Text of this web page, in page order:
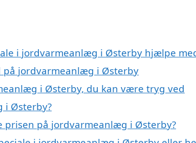
i jordvarmeanlæg i Østerby hjælpe
jordvarmeanlæg i Østerby
i Østerby, du kan være tryg ved
i Østerby?
prisen på jordvarmeanlæg i Østerby?